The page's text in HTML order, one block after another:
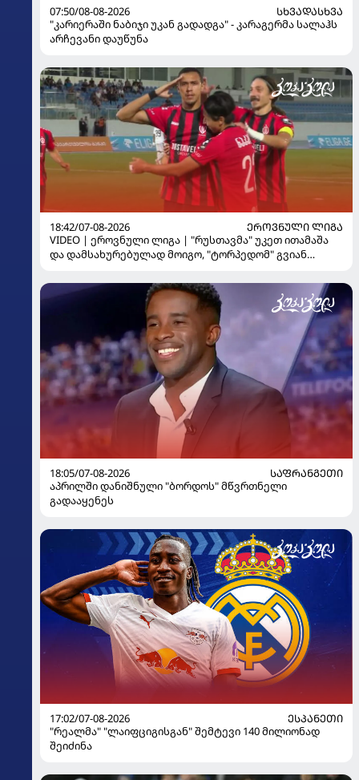
07:50/08-08-2026
ᲡᲮᲕᲐᲓᲐᲡᲮᲕᲐ
"კარიერაში ნაბიჯი უკან გადადგა" - კარაგერმა სალაჰს
არჩევანი დაუწუნა
18:42/07-08-2026
ᲔᲠᲝᲕᲜᲣᲚᲘ ᲚᲘᲒᲐ
VIDEO | ეროვნული ლიგა | "რუსთავმა" უკეთ ითამაშა
და დამსახურებულად მოიგო, "ტორპედომ" გვიან
18:05/07-08-2026
ᲡᲐᲤᲠᲐᲜᲒᲔᲗᲘ
აპრილში დანიშნული "ბორდოს" მწვრთნელი
გადააყენეს
17:02/07-08-2026
ᲔᲡᲞᲐᲜᲔᲗᲘ
"რეალმა" "ლაიფციგისგან" შემტევი 140 მილიონად
შეიძინა